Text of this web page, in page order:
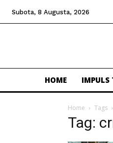
Subota, 8 Augusta, 2026
HOME IMPULS
Home Tags
Tag: